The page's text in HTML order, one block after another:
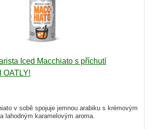
Iced Macchiato s příchutí
OATLY!
v sobě spojuje jemnou arabiku s krémovým
lahodným karamelovým aroma.